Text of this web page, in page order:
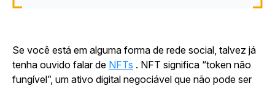
Se você está em alguma forma de rede social, talvez já
tenha ouvido falar de NFTs . NFT significa “token não
fungível”, um ativo digital negociável que não pode ser